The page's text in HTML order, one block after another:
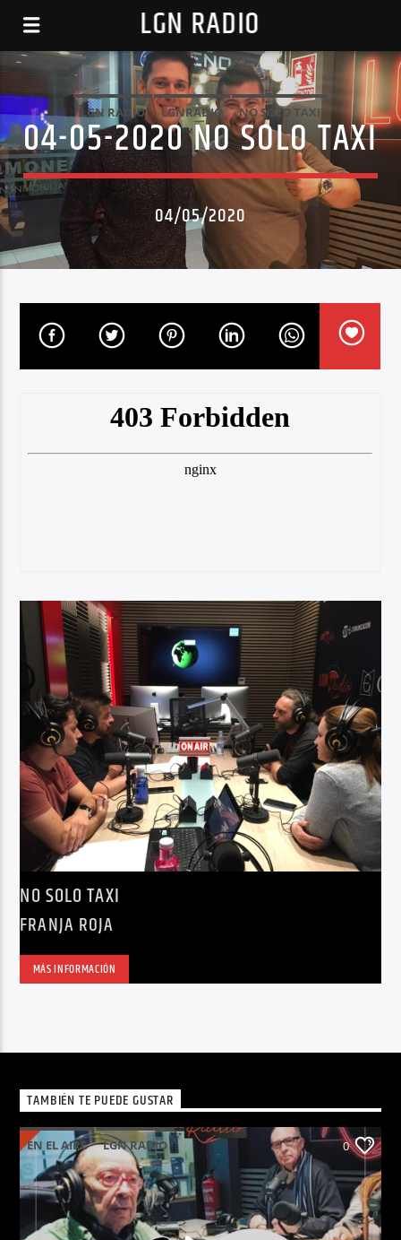
LGN RADIO
LGN RADIO LGNRADIO NO SOLO TAXI
04-05-2020 NO SOLO TAXI
04/05/2020
NO SOLO TAXI
FRANJA ROJA
MÁS INFORMACIÓN
TAMBIÉN TE PUEDE GUSTAR
EN EL AIRE LGN RADIO 0